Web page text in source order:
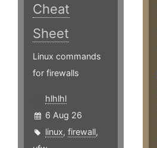
Cheat
Sheet
Linux commands
for firewalls
hlhlhl
6 Aug 26
linux, firewall,